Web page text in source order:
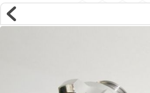
Магазин
Интернет-магазин �...
г. Москва, м.ВДНХ